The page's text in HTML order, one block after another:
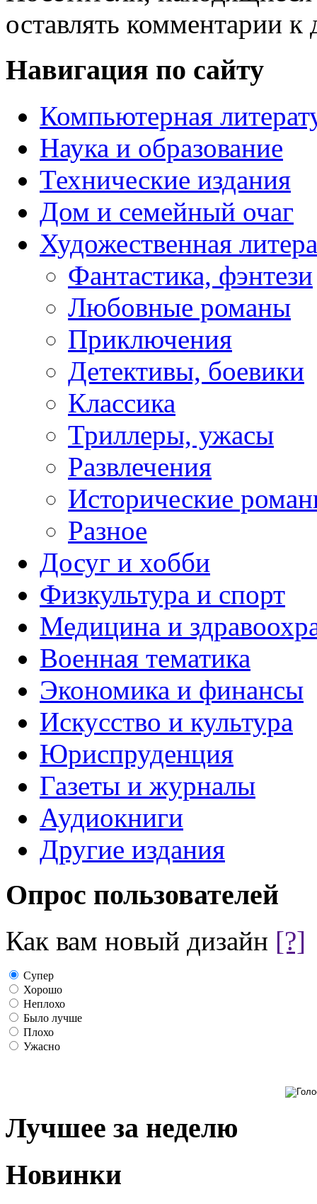
оставлять комментарии к
Навигация по сайту
Компьютерная
Наука и образование
Технические издания
Дом и семейный очаг
Художественная
Фантастика, фэнтези
Любовные романы
Приключения
Детективы, боевики
Классика
Триллеры, ужасы
Развлечения
Исторические
Разное
Досуг и хобби
Физкультура и спорт
Медицина и
Военная тематика
Экономика и финансы
Искусство и культура
Юриспруденция
Газеты и журналы
Аудиокниги
Другие издания
Опрос пользователей
Как вам новый дизайн [?]
Супер
Хорошо
Неплохо
Было лучше
Плохо
Ужасно
Лучшее за неделю
Новинки